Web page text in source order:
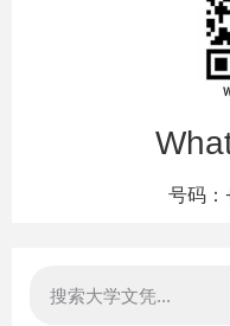
号码：